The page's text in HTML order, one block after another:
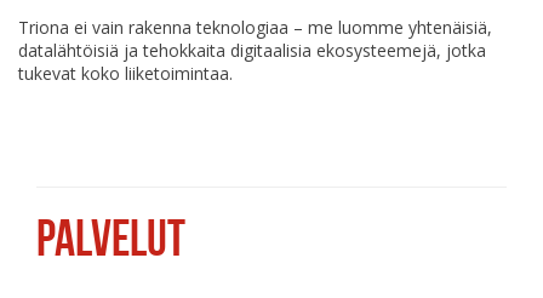
Triona ei vain rakenna teknologiaa – me luomme yhtenäisiä,
datalähtöisiä ja tehokkaita digitaalisia ekosysteemejä, jotka
tukevat koko liiketoimintaa.
PALVELUT